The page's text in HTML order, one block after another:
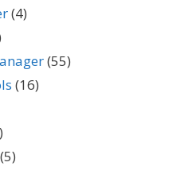
(4)
(55)
(16)
(5)